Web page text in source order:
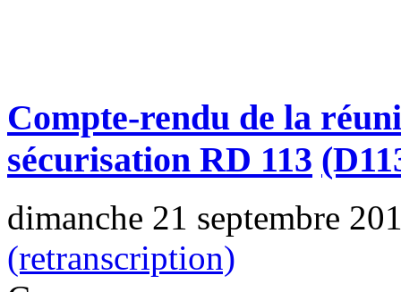
Compte-rendu de la
sécurisation RD 113
dimanche 21 septembre
(retranscription)